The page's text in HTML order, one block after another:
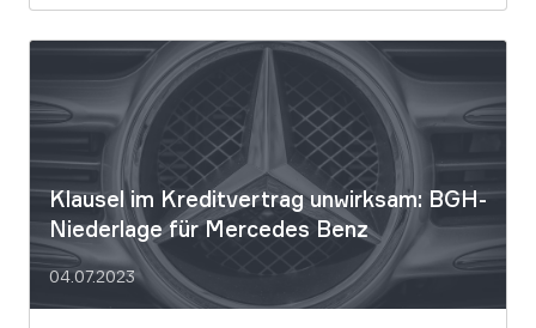
Abgasskandal-Fall – den Käufer eines BMW […]
Klausel im Kre­dit­ver­trag unwirksam: BGH-
Niederlage für Mercedes Benz
04.07.2023